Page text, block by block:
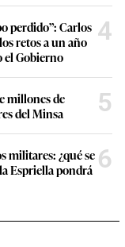
perdido”: Carlos
retos a un año
el Gobierno
4
millones de
del Minsa
5
militares: ¿qué se
Espriella pondrá 6